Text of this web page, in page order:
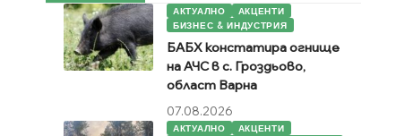
АКТУАЛНО
АКЦЕНТИ
БИЗНЕС & ИНДУСТРИЯ
БАБХ констатира огнище
на АЧС в с. Гроздьово,
област Варна
07.08.2026
АКТУАЛНО
АКЦЕНТИ